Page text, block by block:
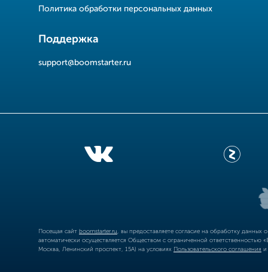
Политика обработки персональных данных
Поддержка
support@boomstarter.ru
Посещая сайт boomstarter.ru , вы предоставляете согласие на обработку
автоматически осуществляется Обществом с ограниченной
Москва, Ленинский проспект, 15А) на условиях Пользовательского соглашения и